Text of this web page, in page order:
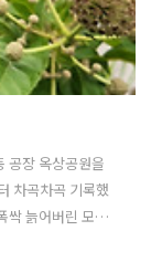
공장 옥상공원을
차곡차곡 기록했
싹 늙어버린 모습
말은 듣기 좋으